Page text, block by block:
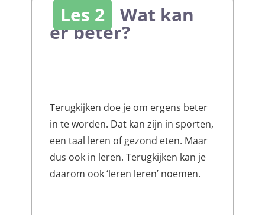
Les 2 Wat kan
er beter?
Terugkijken doe je om ergens beter
in te worden. Dat kan zijn in sporten,
een taal leren of gezond eten. Maar
dus ook in leren. Terugkijken kan je
daarom ook ‘leren leren’ noemen.